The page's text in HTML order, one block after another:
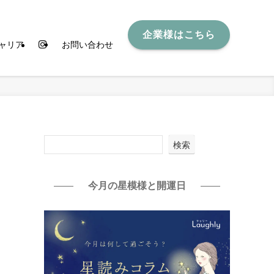
リア お問い合わせ
企業様はこちら
検索
今月の星模様と開運日